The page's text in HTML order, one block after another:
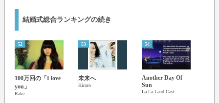
どうしよう、どうしたらいい?
涙が溢れ出す
愛を知って輝いてるよ
迷わないで世界を照らしてく
夜空の月のように
こんなにも輝いてるよ
結婚式総合ランキングの続き
52
100万回の「I love
you」
Rake
53
未来へ
Kiroro
54
Another Day Of
Sun
La La Land Cast